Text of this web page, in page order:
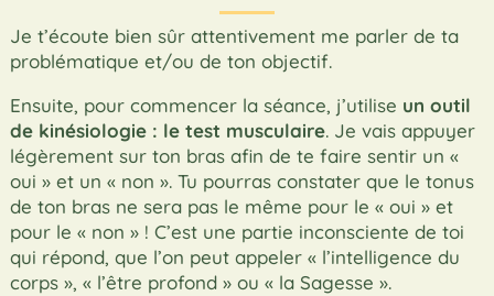
Je t’écoute bien sûr attentivement me parler de ta
problématique et/ou de ton objectif.
Ensuite, pour commencer la séance, j’utilise un outil
de kinésiologie : le test musculaire. Je vais appuyer
légèrement sur ton bras afin de te faire sentir un «
oui » et un « non ». Tu pourras constater que le tonus
de ton bras ne sera pas le même pour le « oui » et
pour le « non » ! C’est une partie inconsciente de toi
qui répond, que l’on peut appeler « l’intelligence du
corps », « l’être profond » ou « la Sagesse ».